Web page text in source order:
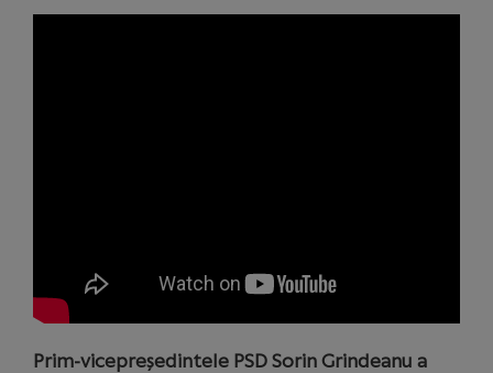
Prim-vicepreședintele PSD Sorin Grindeanu a